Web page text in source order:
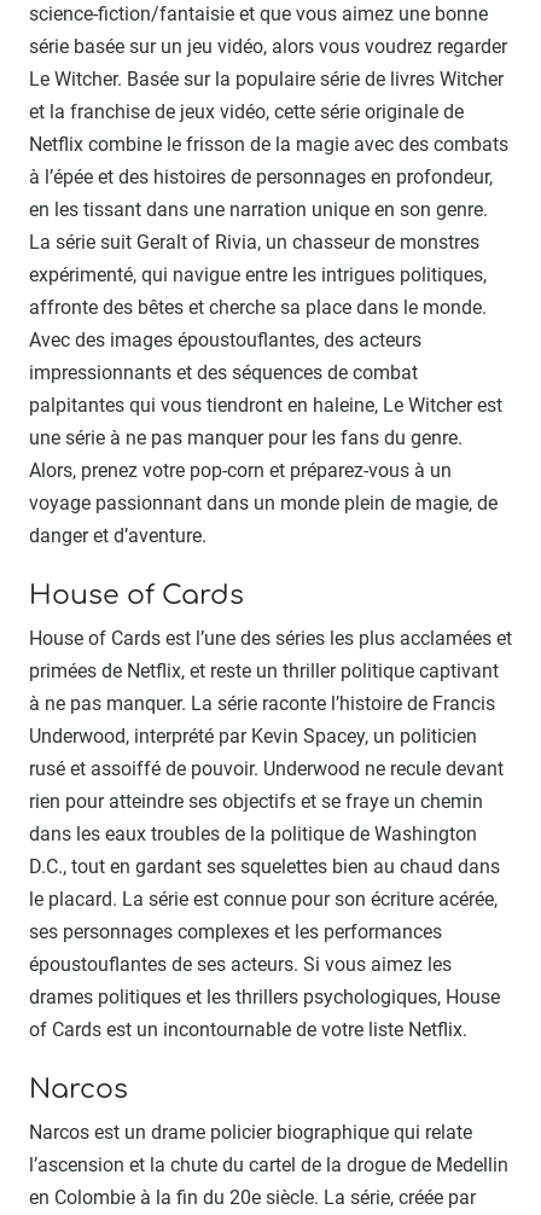
science-fiction/fantaisie et que vous aimez une bonne
série basée sur un jeu vidéo, alors vous voudrez regarder
Le Witcher. Basée sur la populaire série de livres Witcher
et la franchise de jeux vidéo, cette série originale de
Netflix combine le frisson de la magie avec des combats
à l’épée et des histoires de personnages en profondeur,
en les tissant dans une narration unique en son genre.
La série suit Geralt of Rivia, un chasseur de monstres
expérimenté, qui navigue entre les intrigues politiques,
affronte des bêtes et cherche sa place dans le monde.
Avec des images époustouflantes, des acteurs
impressionnants et des séquences de combat
palpitantes qui vous tiendront en haleine, Le Witcher est
une série à ne pas manquer pour les fans du genre.
Alors, prenez votre pop-corn et préparez-vous à un
voyage passionnant dans un monde plein de magie, de
danger et d’aventure.
House of Cards
House of Cards est l’une des séries les plus acclamées et
primées de Netflix, et reste un thriller politique captivant
à ne pas manquer. La série raconte l’histoire de Francis
Underwood, interprété par Kevin Spacey, un politicien
rusé et assoiffé de pouvoir. Underwood ne recule devant
rien pour atteindre ses objectifs et se fraye un chemin
dans les eaux troubles de la politique de Washington
D.C., tout en gardant ses squelettes bien au chaud dans
le placard. La série est connue pour son écriture acérée,
ses personnages complexes et les performances
époustouflantes de ses acteurs. Si vous aimez les
drames politiques et les thrillers psychologiques, House
of Cards est un incontournable de votre liste Netflix.
Narcos
Narcos est un drame policier biographique qui relate
l’ascension et la chute du cartel de la drogue de Medellin
en Colombie à la fin du 20e siècle. La série, créée par